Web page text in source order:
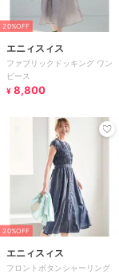
20%OFF
エニィスィス
ファブリックドッキング ワン
ピース
¥ 8,800
20%OFF
エニィスィス
フロントボタンシャーリング